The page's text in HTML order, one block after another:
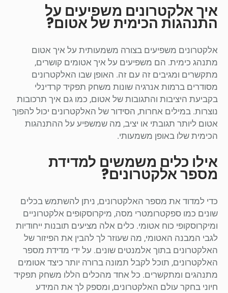
איך אלקטרונים משפיעים על
התנהגות הכימית של אטום?
אלקטרונים משפיעים בצורה משמעותית על איך אטום
מתנהג כימית. הם משפיעים על איך אטומים קושרים,
מתקשרים ומגיבים זה עם זה. האופן שבו האלקטרונים
מסודרים ברמות אנרגיה שונות משחק תפקיד קרדינלי
בקביעת היציבות והתגובות של אטום, כמו גם איך תרכובות
נוצרות. במילים אחרות, הסידור של האלקטרונים יכול להפוך
אטום ליותר תגובתי או יציב, מה שמשפיע על ההתנהגות
הכימית שלו באופן משמעותי.
אילו כלים משמשים למדידת
מספר אלקטרונים?
כדי למדוד את מספר האלקטרונים, ניתן להשתמש בכלים
שונים כמו ספקטרומטרי מסה, מיקרוסקופים אלקטרוניים
ומיקרוסקופי כוח אטומי. כלים אלה מציעים תובנות ייחודיות
לגבי המבנה האטומי, מה שעוזר לך להבין את הפיזור של
האלקטרונים בתוך אלמנטים שונים. על ידי מדידת מספר
האלקטרונים, תוכל לקבל תמונה ברורה יותר כיצד אטומים
מתנהגים ומתקשרים. כל אחד מהכלים הללו משחק תפקיד
חיוני בחקר עולם האלקטרונים, ומספק לך את המידע